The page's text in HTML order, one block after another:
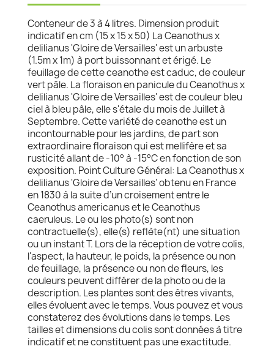
Conteneur de 3 à 4 litres. Dimension produit
indicatif en cm (15 x 15 x 50) La Ceanothus x
delilianus 'Gloire de Versailles' est un arbuste
(1.5m x 1m) à port buissonnant et érigé. Le
feuillage de cette ceanothe est caduc, de couleur
vert pâle. La floraison en panicule du Ceanothus x
delilianus 'Gloire de Versailles' est de couleur bleu
ciel à bleu pâle, elle s'étale du mois de Juillet à
Septembre. Cette variété de ceanothe est un
incontournable pour les jardins, de part son
extraordinaire floraison qui est mellifère et sa
rusticité allant de -10° à -15°C en fonction de son
exposition. Point Culture Général: La Ceanothus x
delilianus 'Gloire de Versailles' obtenu en France
en 1830 à la suite d’un croisement entre le
Ceanothus americanus et le Ceanothus
caeruleus. Le ou les photo(s) sont non
contractuelle(s), elle(s) reflète(nt) une situation
ou un instant T. Lors de la réception de votre colis,
l'aspect, la hauteur, le poids, la présence ou non
de feuillage, la présence ou non de fleurs, les
couleurs peuvent différer de la photo ou de la
description. Les plantes sont des êtres vivants,
elles évoluent avec le temps. Vous pouvez et vous
constaterez des évolutions dans le temps. Les
tailles et dimensions du colis sont données à titre
indicatif et ne constituent pas une exactitude.